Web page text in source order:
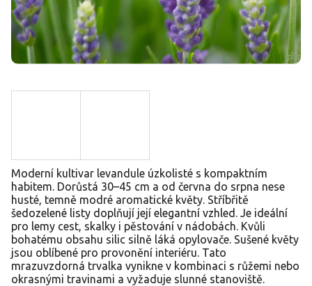
Moderní kultivar levandule úzkolisté s kompaktním
habitem. Dorůstá 30–45 cm a od června do srpna nese
husté, temně modré aromatické květy. Stříbřitě
šedozelené listy doplňují její elegantní vzhled. Je ideální
pro lemy cest, skalky i pěstování v nádobách. Kvůli
bohatému obsahu silic silně láká opylovače. Sušené květy
jsou oblíbené pro provonění interiéru. Tato
mrazuvzdorná trvalka vynikne v kombinaci s růžemi nebo
okrasnými travinami a vyžaduje slunné stanoviště.